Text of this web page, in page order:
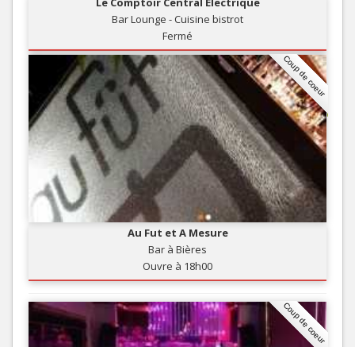
Bar Lounge - Cuisine bistrot
Fermé
Coup de coeur
Au Fut et A Mesure
Bar à Bières
Ouvre à 18h00
Coup de coeur